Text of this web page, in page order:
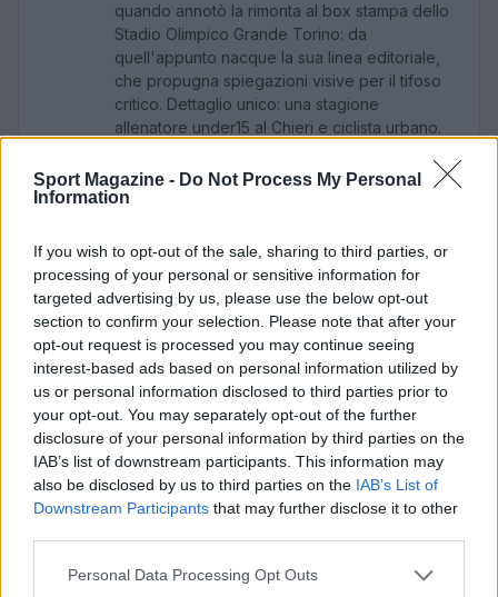
Sport Magazine - Do Not Process My Personal
Information
If you wish to opt-out of the sale, sharing to third parties, or
processing of your personal or sensitive information for
targeted advertising by us, please use the below opt-out
section to confirm your selection. Please note that after your
opt-out request is processed you may continue seeing
interest-based ads based on personal information utilized by
us or personal information disclosed to third parties prior to
your opt-out. You may separately opt-out of the further
disclosure of your personal information by third parties on the
IAB’s list of downstream participants. This information may
also be disclosed by us to third parties on the IAB’s List of
Downstream Participants that may further disclose it to other
Please note that this website/app uses one or more Google
Personal Data Processing Opt Outs
quando annotò la rimonta al box stampa dello
Stadio Olimpico Grande Torino: da
quell'appunto nacque la sua linea editoriale,
che propugna spiegazioni visive per il tifoso
critico. Dettaglio unico: una stagione
allenatore under15 al Chieri e ciclista urbano.